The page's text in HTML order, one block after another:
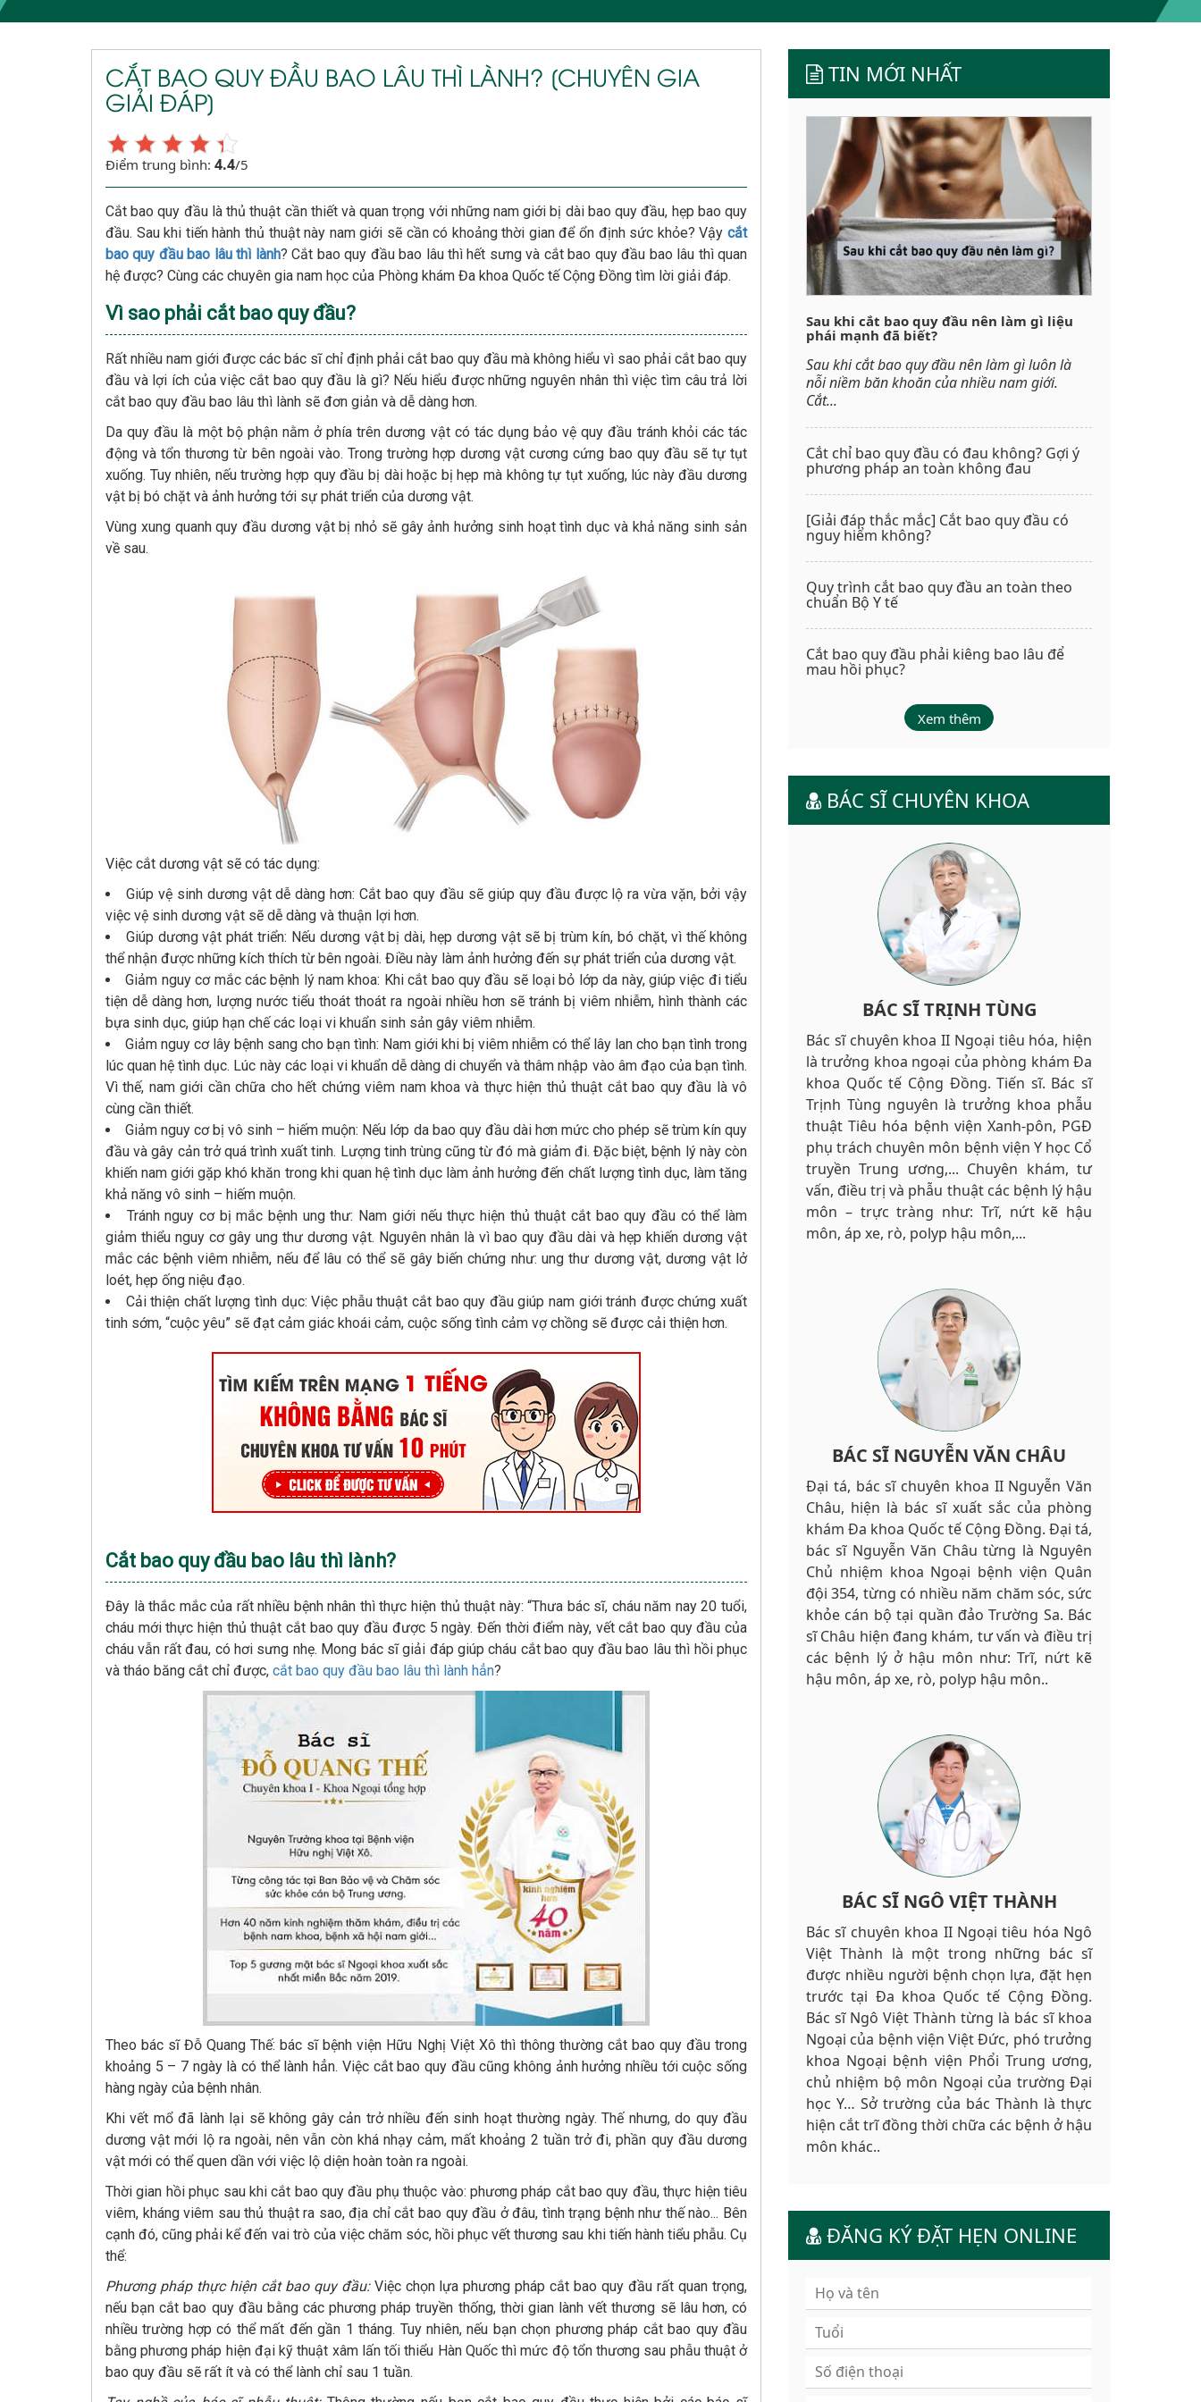
CẮT BAO QUY ĐẦU BAO LÂU THÌ LÀNH? [CHUYÊN GIA
GIẢI ĐÁP]
Điểm trung bình: 4.4/5
Cắt bao quy đầu là thủ thuật cần thiết và quan trọng với những nam giới bị dài bao quy đầu, hẹp bao quy
đầu. Sau khi tiến hành thủ thuật này nam giới sẽ cần có khoảng thời gian để ổn định sức khỏe? Vậy cắt
bao quy đầu bao lâu thì lành? Cắt bao quy đầu bao lâu thì hết sưng và cắt bao quy đầu bao lâu thì quan
hệ được? Cùng các chuyên gia nam học của Phòng khám Đa khoa Quốc tế Cộng Đồng tìm lời giải đáp.
Vì sao phải cắt bao quy đầu?
Rất nhiều nam giới được các bác sĩ chỉ định phải cắt bao quy đầu mà không hiểu vì sao phải cắt bao quy
đầu và lợi ích của việc cắt bao quy đầu là gì? Nếu hiểu được những nguyên nhân thì việc tìm câu trả lời
cắt bao quy đầu bao lâu thì lành sẽ đơn giản và dễ dàng hơn.
Da quy đầu là một bộ phận nằm ở phía trên dương vật có tác dụng bảo vệ quy đầu tránh khỏi các tác
động và tổn thương từ bên ngoài vào. Trong trường hợp dương vật cương cứng bao quy đầu sẽ tự tụt
xuống. Tuy nhiên, nếu trường hợp quy đầu bị dài hoặc bị hẹp mà không tự tụt xuống, lúc này đầu dương
vật bị bó chặt và ảnh hưởng tới sự phát triển của dương vật.
Vùng xung quanh quy đầu dương vật bị nhỏ sẽ gây ảnh hưởng sinh hoạt tình dục và khả năng sinh sản
về sau.
Việc cắt dương vật sẽ có tác dụng:
Giúp vệ sinh dương vật dễ dàng hơn: Cắt bao quy đầu sẽ giúp quy đầu được lộ ra vừa vặn, bởi vậy
việc vệ sinh dương vật sẽ dễ dàng và thuận lợi hơn.
Giúp dương vật phát triển: Nếu dương vật bị dài, hẹp dương vật sẽ bị trùm kín, bó chặt, vì thế không
thể nhận được những kích thích từ bên ngoài. Điều này làm ảnh hưởng đến sự phát triển của dương vật.
Giảm nguy cơ mắc các bệnh lý nam khoa: Khi cắt bao quy đầu sẽ loại bỏ lớp da này, giúp việc đi tiểu
tiện dễ dàng hơn, lượng nước tiểu thoát thoát ra ngoài nhiều hơn sẽ tránh bị viêm nhiễm, hình thành các
bựa sinh dục, giúp hạn chế các loại vi khuẩn sinh sản gây viêm nhiễm.
Giảm nguy cơ lây bệnh sang cho bạn tình: Nam giới khi bị viêm nhiễm có thể lây lan cho bạn tình trong
lúc quan hệ tình dục. Lúc này các loại vi khuẩn dễ dàng di chuyển và thâm nhập vào âm đạo của bạn tình.
Vì thế, nam giới cần chữa cho hết chứng viêm nam khoa và thực hiện thủ thuật cắt bao quy đầu là vô
cùng cần thiết.
Giảm nguy cơ bị vô sinh – hiếm muộn: Nếu lớp da bao quy đầu dài hơn mức cho phép sẽ trùm kín quy
đầu và gây cản trở quá trình xuất tinh. Lượng tinh trùng cũng từ đó mà giảm đi. Đặc biệt, bệnh lý này còn
khiến nam giới gặp khó khăn trong khi quan hệ tình dục làm ảnh hưởng đến chất lượng tình dục, làm tăng
khả năng vô sinh – hiếm muộn.
Tránh nguy cơ bị mắc bệnh ung thư: Nam giới nếu thực hiện thủ thuật cắt bao quy đầu có thể làm
giảm thiểu nguy cơ gây ung thư dương vật. Nguyên nhân là vì bao quy đầu dài và hẹp khiến dương vật
mắc các bệnh viêm nhiễm, nếu để lâu có thể sẽ gây biến chứng như: ung thư dương vật, dương vật lở
loét, hẹp ống niệu đạo.
Cải thiện chất lượng tình dục: Việc phẫu thuật cắt bao quy đầu giúp nam giới tránh được chứng xuất
tinh sớm, “cuộc yêu” sẽ đạt cảm giác khoái cảm, cuộc sống tình cảm vợ chồng sẽ được cải thiện hơn.
Cắt bao quy đầu bao lâu thì lành?
Đây là thắc mắc của rất nhiều bệnh nhân thì thực hiện thủ thuật này: “Thưa bác sĩ, cháu năm nay 20 tuổi,
cháu mới thực hiện thủ thuật cắt bao quy đầu được 5 ngày. Đến thời điểm này, vết cắt bao quy đầu của
cháu vẫn rất đau, có hơi sưng nhẹ. Mong bác sĩ giải đáp giúp cháu cắt bao quy đầu bao lâu thì hồi phục
và tháo băng cắt chỉ được, cắt bao quy đầu bao lâu thì lành hẳn?
Theo bác sĩ Đỗ Quang Thế: bác sĩ bệnh viện Hữu Nghị Việt Xô thì thông thường cắt bao quy đầu trong
khoảng 5 – 7 ngày là có thể lành hẳn. Việc cắt bao quy đầu cũng không ảnh hưởng nhiều tới cuộc sống
hàng ngày của bệnh nhân.
Khi vết mổ đã lành lại sẽ không gây cản trở nhiều đến sinh hoạt thường ngày. Thế nhưng, do quy đầu
dương vật mới lộ ra ngoài, nên vẫn còn khá nhạy cảm, mất khoảng 2 tuần trở đi, phần quy đầu dương
vật mới có thể quen dần với việc lộ diện hoàn toàn ra ngoài.
Thời gian hồi phục sau khi cắt bao quy đầu phụ thuộc vào: phương pháp cắt bao quy đầu, thực hiện tiêu
viêm, kháng viêm sau thủ thuật ra sao, địa chỉ cắt bao quy đầu ở đâu, tình trạng bệnh như thế nào... Bên
cạnh đó, cũng phải kể đến vai trò của việc chăm sóc, hồi phục vết thương sau khi tiến hành tiểu phẫu. Cụ
thể:
Phương pháp thực hiện cắt bao quy đầu:Việc chọn lựa phương pháp cắt bao quy đầu rất quan trọng,
nếu bạn cắt bao quy đầu bằng các phương pháp truyền thống, thời gian lành vết thương sẽ lâu hơn, có
nhiều trường hợp có thể mất đến gần 1 tháng. Tuy nhiên, nếu bạn chọn phương pháp cắt bao quy đầu
bằng phương pháp hiện đại kỹ thuật xâm lấn tối thiểu Hàn Quốc thì mức độ tổn thương sau phẫu thuật ở
bao quy đầu sẽ rất ít và có thể lành chỉ sau 1 tuần.
TIN MỚI NHẤT
Sau khi cắt bao quy đầu nên làm gì liệu
phái mạnh đã biết?
Sau khi cắt bao quy đầu nên làm gì luôn là
nỗi niềm băn khoăn của nhiều nam giới.
Cắt...
Cắt chỉ bao quy đầu có đau không? Gợi ý
phương pháp an toàn không đau
[Giải đáp thắc mắc] Cắt bao quy đầu có
nguy hiểm không?
Quy trình cắt bao quy đầu an toàn theo
chuẩn Bộ Y tế
Cắt bao quy đầu phải kiêng bao lâu để
mau hồi phục?
Xem thêm
BÁC SĨ CHUYÊN KHOA
BÁC SĨ TRỊNH TÙNG
Bác sĩ chuyên khoa II Ngoại tiêu hóa, hiện
là trưởng khoa ngoại của phòng khám Đa
khoa Quốc tế Cộng Đồng. Tiến sĩ. Bác sĩ
Trịnh Tùng nguyên là trưởng khoa phẫu
thuật Tiêu hóa bệnh viện Xanh-pôn, PGĐ
phụ trách chuyên môn bệnh viện Y học Cổ
truyền Trung ương,... Chuyên khám, tư
vấn, điều trị và phẫu thuật các bệnh lý hậu
môn – trực tràng như: Trĩ, nứt kẽ hậu
môn, áp xe, rò, polyp hậu môn,...
BÁC SĨ NGUYỄN VĂN CHÂU
Đại tá, bác sĩ chuyên khoa II Nguyễn Văn
Châu, hiện là bác sĩ xuất sắc của phòng
khám Đa khoa Quốc tế Cộng Đồng. Đại tá,
bác sĩ Nguyễn Văn Châu từng là Nguyên
Chủ nhiệm khoa Ngoại bệnh viện Quân
đội 354, từng có nhiều năm chăm sóc, sức
khỏe cán bộ tại quần đảo Trường Sa. Bác
sĩ Châu hiện đang khám, tư vấn và điều trị
các bệnh lý ở hậu môn như: Trĩ, nứt kẽ
hậu môn, áp xe, rò, polyp hậu môn..
BÁC SĨ NGÔ VIỆT THÀNH
Bác sĩ chuyên khoa II Ngoại tiêu hóa Ngô
Việt Thành là một trong những bác sĩ
được nhiều người bệnh chọn lựa, đặt hẹn
trước tại Đa khoa Quốc tế Cộng Đồng.
Bác sĩ Ngô Việt Thành từng là bác sĩ khoa
Ngoại của bệnh viện Việt Đức, phó trưởng
khoa Ngoại bệnh viện Phổi Trung ương,
chủ nhiệm bộ môn Ngoại của trường Đại
học Y… Sở trường của bác Thành là thực
hiện cắt trĩ đồng thời chữa các bệnh ở hậu
môn khác..
ĐĂNG KÝ ĐẶT HẸN ONLINE